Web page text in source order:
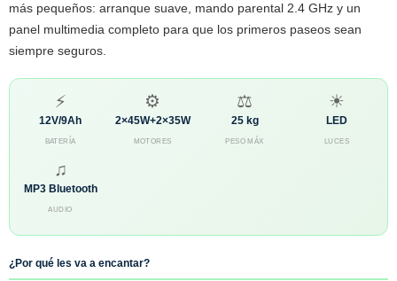
más pequeños: arranque suave, mando parental 2.4 GHz y un
panel multimedia completo para que los primeros paseos sean
siempre seguros.
⚡
12V/9Ah
BATERÍA
⚙
2×45W+2×35W
MOTORES
⚖
25 kg
PESO MÁX
☀
LED
LUCES
♫
MP3 Bluetooth
AUDIO
¿Por qué les va a encantar?